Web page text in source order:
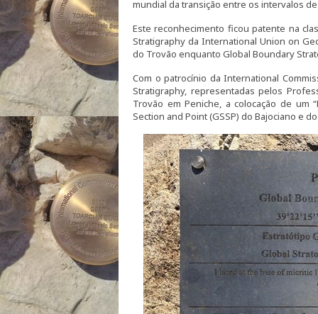
mundial da transição entre os intervalos
Este reconhecimento ficou patente na
Stratigraphy da International Union on
do Trovão enquanto Global Boundary
Com o patrocínio da International
Stratigraphy, representadas pelos
Trovão em Peniche, a colocação de um
Section and Point (GSSP) do Bajociano e